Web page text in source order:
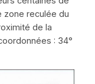
zone reculée du
de la
: 34°